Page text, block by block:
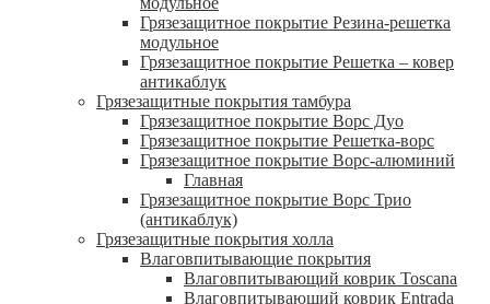
Грязезащитное покрытие Резина-решетка
модульное
Грязезащитное покрытие Решетка – ковер
антикаблук
Грязезащитные покрытия тамбура
Грязезащитное покрытие Ворс Дуо
Грязезащитное покрытие Решетка-ворс
Грязезащитное покрытие Ворс-алюминий
Главная
Грязезащитное покрытие Ворс Трио
(антикаблук)
Грязезащитные покрытия холла
Влаговпитывающие покрытия
Влаговпитывающий коврик Toscana
Влаговпитывающий коврик Entrada